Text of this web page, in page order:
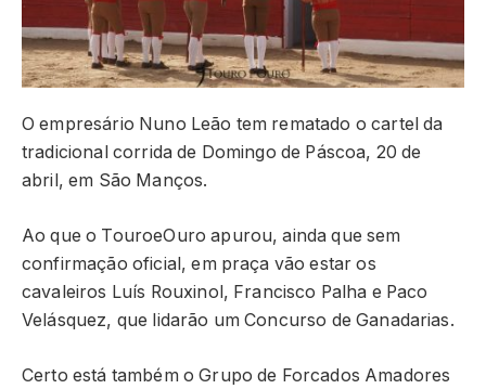
O empresário Nuno Leão tem rematado o cartel da
tradicional corrida de Domingo de Páscoa, 20 de
abril, em São Manços.
Ao que o TouroeOuro apurou, ainda que sem
confirmação oficial, em praça vão estar os
cavaleiros Luís Rouxinol, Francisco Palha e Paco
Velásquez, que lidarão um Concurso de Ganadarias.
Certo está também o Grupo de Forcados Amadores